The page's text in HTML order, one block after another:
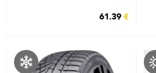
61.39 €